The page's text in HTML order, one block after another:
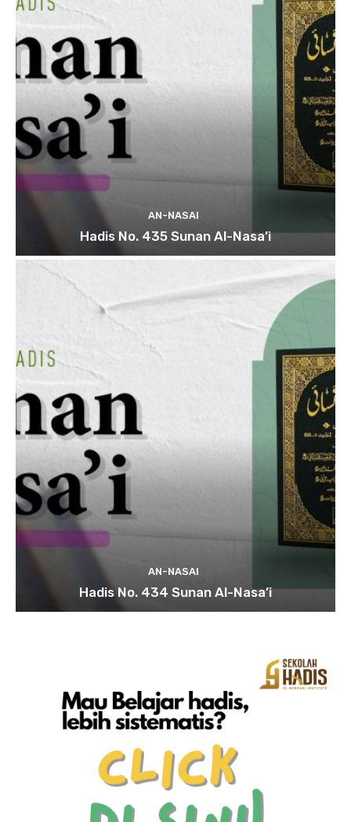
AN-NASAI
Hadis No. 435 Sunan Al-Nasa’i
AN-NASAI
Hadis No. 434 Sunan Al-Nasa’i